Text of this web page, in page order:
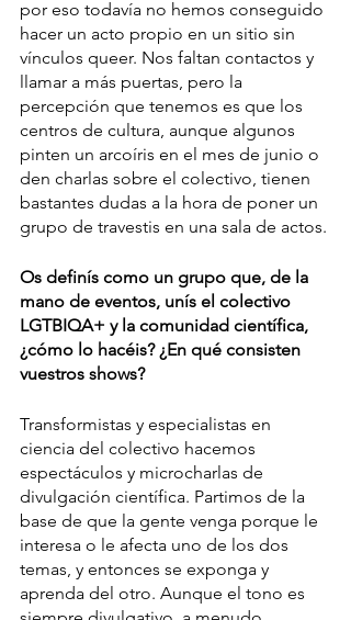
por eso todavía no hemos conseguido
hacer un acto propio en un sitio sin
vínculos queer. Nos faltan contactos y
llamar a más puertas, pero la
percepción que tenemos es que los
centros de cultura, aunque algunos
pinten un arcoíris en el mes de junio o
den charlas sobre el colectivo, tienen
bastantes dudas a la hora de poner un
grupo de travestis en una sala de actos.
Os definís como un grupo que, de la
mano de eventos, unís el colectivo
LGTBIQA+ y la comunidad científica,
¿cómo lo hacéis? ¿En qué consisten
vuestros shows?
Transformistas y especialistas en
ciencia del colectivo hacemos
espectáculos y microcharlas de
divulgación científica. Partimos de la
base de que la gente venga porque le
interesa o le afecta uno de los dos
temas, y entonces se exponga y
aprenda del otro. Aunque el tono es